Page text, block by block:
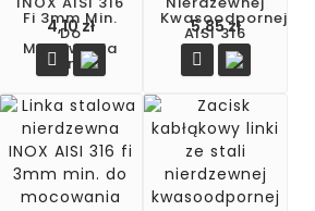
Fi 3mm Min.
Do
Mocowania
Pomp
4,10 zł

Kwasoodpornej
AISI 316
5,85 zł
